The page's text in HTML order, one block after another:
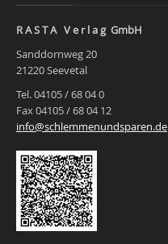
R A S T A V e r l a g GmbH
Sanddornweg 20
21220 Seevetal
Tel. 04105 / 68 04 0
Fax 04105 / 68 04 12
info@schlemmenundsparen.de